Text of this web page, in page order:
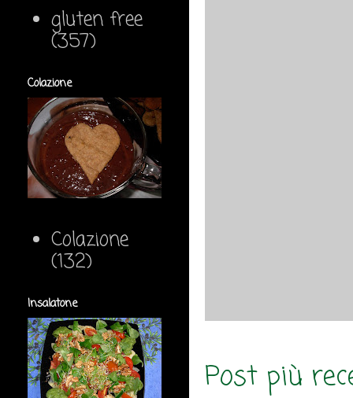
Post più
gluten free
(357)
Colazione
Colazione
(132)
Insalatone